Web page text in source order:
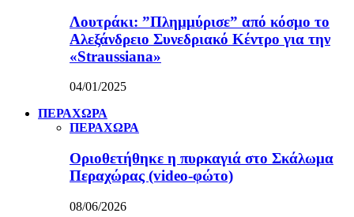
Λουτράκι: ”Πλημμύρισε” από κόσμο το
Αλεξάνδρειο Συνεδριακό Κέντρο για την
«Straussiana»
04/01/2025
ΠΕΡΑΧΩΡΑ
ΠΕΡΑΧΩΡΑ
Οριοθετήθηκε η πυρκαγιά στο Σκάλωμα
Περαχώρας (video-φώτο)
08/06/2026